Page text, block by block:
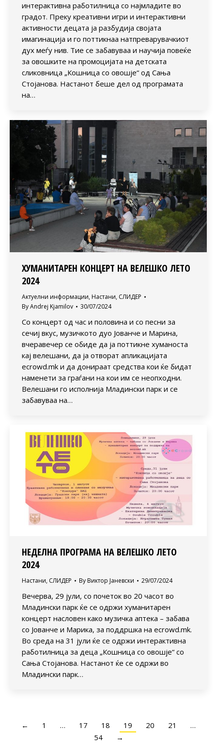
интерактивна работилница со најмладите во
градот. Преку креативни игри и интерактивни
активности децата ја разбудија својата
имагинација и го поттикнаа натпреварувачкиот
дух меѓу нив. Тие се забавуваа и научија повеќе
за овошките на промоцијата на детската
сликовница „Кошница со овошје“ од Сања
Стојанова. Настанот беше дел од програмата
на…
ХУМАНИТАРЕН КОНЦЕРТ НА ВЕЛЕШКО ЛЕТО
2024
Актуелни информации, Настани, СЛИДЕР
ByAndrej Kjamilov 30/07/2024
Со концерт од час и половина и со песни за
сечиј вкус, музичкото дуо Јованче и Марина,
вчеравечер се обиде да ја поттикне хуманоста
кај велешани, да ја отворат апликацијата
ecrowd.mk и да донираат средства кои ќе бидат
наменети за граѓани на кои им се неопходни.
Велешани го исполнија Младински парк и се
забавуваа на…
НЕДЕЛНА ПРОГРАМА НА ВЕЛЕШКО ЛЕТО
2024
Настани, СЛИДЕР By Виктор Јаневски 29/07/2024
Вечерва, 29 јули, со почеток во 20 часот во
Младински парк ќе се одржи хуманитарен
концерт насловен како музичка аптека – забава
со Јованче и Марика, за поддршка на ecrowd.mk.
Во среда на 31 јули ќе се одржи интерактивна
работилница за деца „Кошница со овошје“ со
Сања Стојанова. Настанот ќе се одржи во
Младински парк…
← 1 … 17 18 19 20 21
…
54
→